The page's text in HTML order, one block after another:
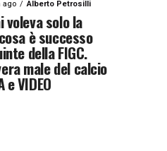
ago Alberto Petrosilli
voleva solo la
è successo
della FIGC.
male del calcio
e VIDEO